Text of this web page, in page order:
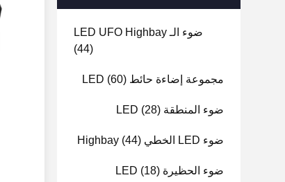
ضوء الـ LED UFO Highbay
(44)
مجموعة إضاءة حائط LED (60)
ضوء المنطقة LED (28)
ضوء LED الخطي Highbay (44)
ضوء الحظيرة LED (18)